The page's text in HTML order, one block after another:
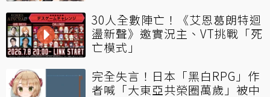
30人全數陣亡！《艾恩葛朗特迴
盪新聲》邀實況主、VT挑戰「死
亡模式」
完全失言！日本「黑白RPG」作
者喊「大東亞共榮圈萬歲」被中